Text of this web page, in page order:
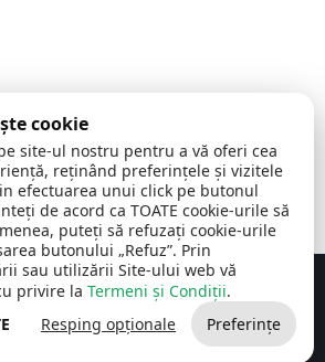
© 2026Toate drepturile rezervate
Big Media Relații Publice SRL
cookie
site-ul nostru pentru a vă oferi cea
reținând preferințele și vizitele
efectuarea unui click pe butonul
de acord ca TOATE cookie-urile să
puteți să refuzați cookie-urile
butonului „Refuz”. Prin
sau utilizării Site-ului web vă
privire la Termeni și Condiții.
Resping opționale Preferințe